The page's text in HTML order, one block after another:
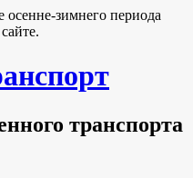
осенне-зимнего периода
транспорта